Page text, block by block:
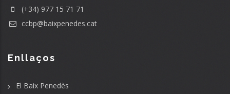
(+34) 977 15 71 71
ccbp@baixpenedes.cat
Enllaços
El Baix Penedès